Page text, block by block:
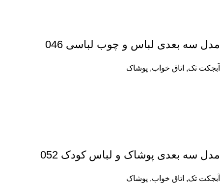
مدل سه بعدی لباس و چوب لباسی 046
آبجکت تک, اتاق خواب, پوشاک
مدل سه بعدی پوشاک و لباس کودک 052
آبجکت تک, اتاق خواب, پوشاک